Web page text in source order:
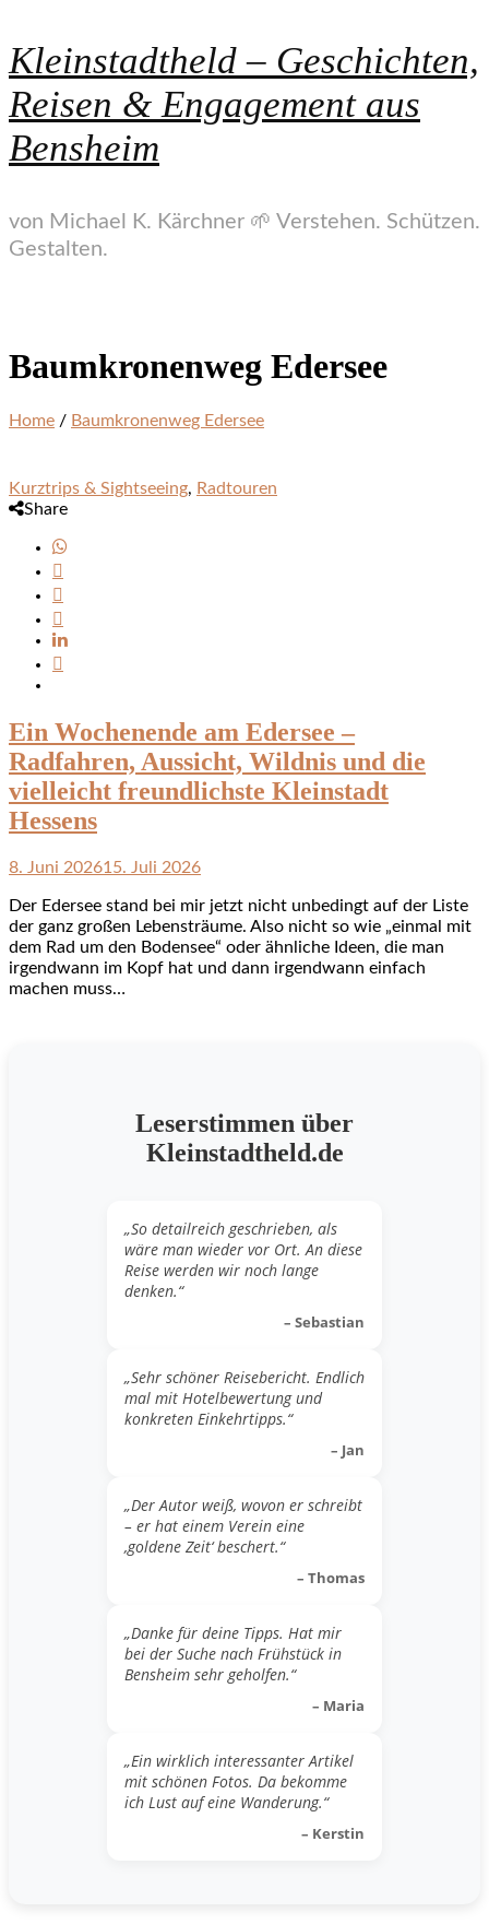
Kleinstadtheld – Geschichten,
Reisen & Engagement aus
Bensheim
von Michael K. Kärchner 🌱 Verstehen. Schützen.
Gestalten.
Baumkronenweg Edersee
Home / Baumkronenweg Edersee
Kurztrips & Sightseeing, Radtouren
Share
Ein Wochenende am Edersee –
Radfahren, Aussicht, Wildnis und die
vielleicht freundlichste Kleinstadt
Hessens
8. Juni 202615. Juli 2026
Der Edersee stand bei mir jetzt nicht unbedingt auf der Liste
der ganz großen Lebensträume. Also nicht so wie „einmal mit
dem Rad um den Bodensee“ oder ähnliche Ideen, die man
irgendwann im Kopf hat und dann irgendwann einfach
machen muss…
Leserstimmen über
Kleinstadtheld.de
„So detailreich geschrieben, als
wäre man wieder vor Ort. An diese
Reise werden wir noch lange
denken.“
– Sebastian
„Sehr schöner Reisebericht. Endlich
mal mit Hotelbewertung und
konkreten Einkehrtipps.“
– Jan
„Der Autor weiß, wovon er schreibt
– er hat einem Verein eine
‚goldene Zeit‘ beschert.“
– Thomas
„Danke für deine Tipps. Hat mir
bei der Suche nach Frühstück in
Bensheim sehr geholfen.“
– Maria
„Ein wirklich interessanter Artikel
mit schönen Fotos. Da bekomme
ich Lust auf eine Wanderung.“
– Kerstin